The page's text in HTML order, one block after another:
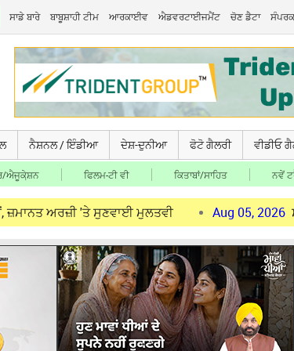
ਸਾਡੇ ਬਾਰੇ ਬਾਬੂਸ਼ਾਹੀ ਟੀਮ ਆਰਕਾਈਵ ਐਡਵਰਟਾਈਜਮੈਂਟ ਚੋਣ ਡੈਟਾ
ਨੈਸ਼ਨਲ / ਇੰਡੀਆ ਦੇਸ਼-ਦੁਨੀਆ ਫੋਟੋ ਗੈਲਰੀ ਵੀਡੀਓ
ਐਜੂਕੇ਼ਸ਼ਨ ਫਿਲਮ-ਟੀ ਵੀ ਕਿਤਾਬਾਂ/ਸਾਹਿਤ ਨਵੇਂ
'ਤੇ ਸੁਣਵਾਈ ਮੁਲਤਵੀ Aug 05, 2026 ਸਾਬਕਾ